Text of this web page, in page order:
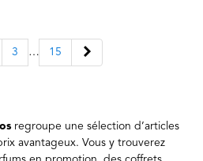
3 … 15
regroupe une sélection d’articles
avantageux. Vous y trouverez